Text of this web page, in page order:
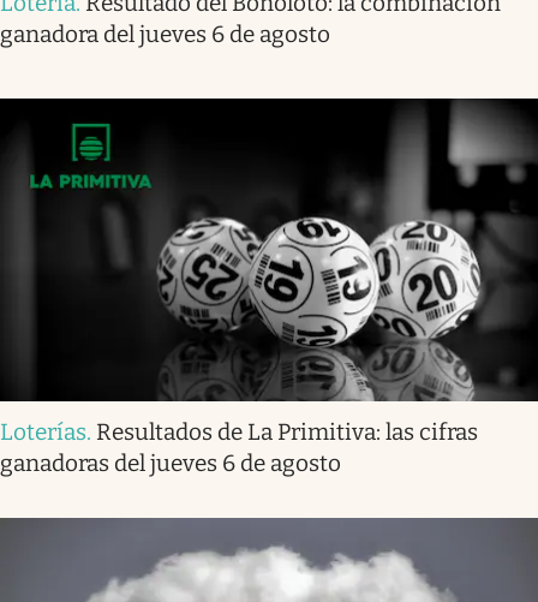
ganadora del jueves 6 de agosto
Loterías. Resultados de La Primitiva: las cifras
ganadoras del jueves 6 de agosto